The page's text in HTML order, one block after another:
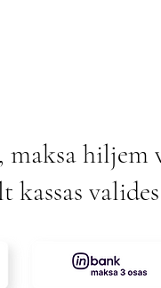
maksa hiljem
kassas